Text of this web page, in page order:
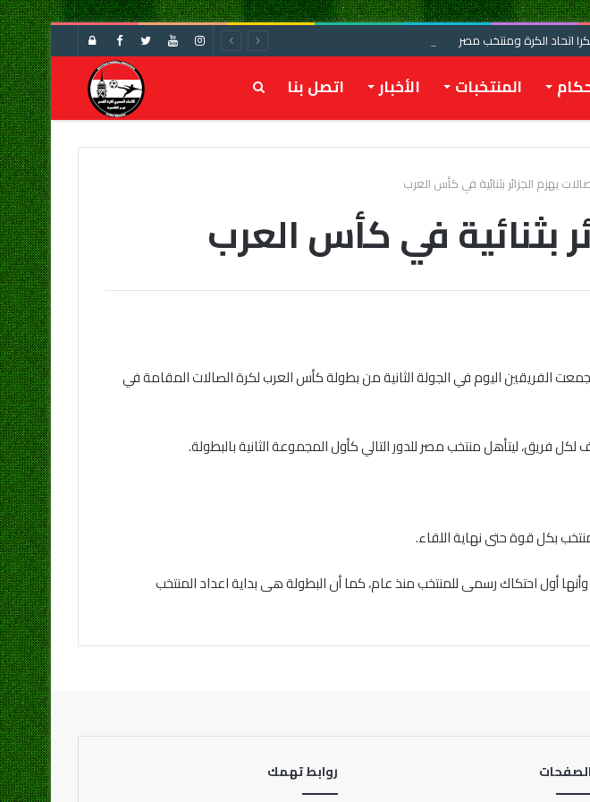
اتحاد الكرة ومنتخب مصر
تسجيل
المنتخبات الأخبار اتصل بنا بحث
عن
يهزم الجزائر بثنائية في كأس العرب
بثنائية في كأس العرب
الفريقين اليوم في الجولة الثانية من بطولة كأس العرب لكرة الصالات المقامة في
بكل قوة حتى نهاية اللقاء.
أول احتكاك رسمى للمنتخب منذ عام، كما أن البطولة هى بداية اعداد المنتخب
الصفحات روابط تهمك